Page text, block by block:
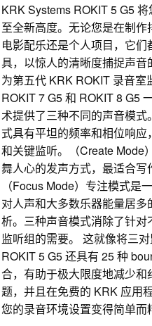
KRK Systems ROKIT 5 G5
至全新高度。无论您是在制作
电影配乐还是个人项目，它
具，以惊人的清晰度捕捉声
为第五代 KRK ROKIT 录音室
ROKIT 7 G5 和 ROKIT 8 G5
术提供了三种不同的声音模
式具有平坦的频率和相位响
和关键监听。（Create Mode
舞人心的发声方式，最适合写
（Focus Mode）专注模式是
对人声和大多数乐器能量居多
析。三种声音模式消除了针
监听组的需要。 这就像将三对
ROKIT 5 G5 还具有 25 种
合，有助于极大限度地减少和
题，并且在免费的 KRK 应用
您的录音环境设置变得简单而